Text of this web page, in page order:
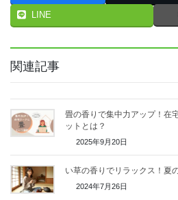
LINE
関連記事
畳の香りで集中力アップ！在
ットとは？
2025年9月20日
い草の香りでリラックス！夏
2024年7月26日